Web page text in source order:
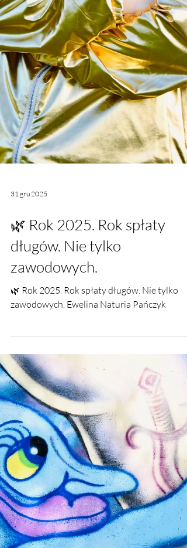
31 gru 2025
🌿 Rok 2025. Rok spłaty
długów. Nie tylko
zawodowych.
🌿 Rok 2025. Rok spłaty długów. Nie tylko
zawodowych. Ewelina Naturia Pańczyk